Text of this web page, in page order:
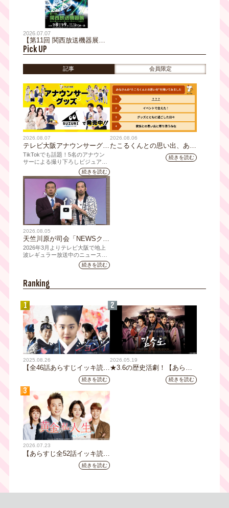
2026.07.07
【第11回 関西放送機器展】7
月8日(水)・9日(木)＠大阪南
港ATCホール で開催！
Pick UP
記事 会員限定
2026.08.07
テレビ大阪アナウンサーグッ
ズの新商品 8月8日(土)に発
売！ テーマは「個性全開」5
人それぞれの"らしさ"を詰め
込んだアイテムが登場
TikTokでも話題！5名のアナウン
サーによる撮り下ろしビジュアル
を使用した新グッズを発売続きを読む
2026.08.06
たこるくんとの思い出、あり
ますか？会員のみなさんに聞
続きを読む
2026.08.05
天竺川原が司会「NEWSクラ
イシス」チャンネル登録者数
10万人突破！テレビ大阪の番
組史上最速記録を更新
2026年3月よりテレビ大阪で地上
波レギュラー放送中のニュース番
組「NEWSクライシス」が、この
たび2026年7月12日(日)に、
人を達成しました。
続きを読む
Ranking
1
2025.08.26
【全46話あらすじイッキ読
み】韓国ドラマ『火の女神
ジョンイ』｜テレビ大阪 9
月11日（木）朝8時放送スタ
ート
続きを読む
2
2026.05.19
★3.6の歴史活劇！【あらす
じ全32話イッキ読み】韓国ド
ラマ『鉄の王 キム・スロ』
続きを読む
3
2026.07.23
【あらすじ全52話イッキ読
み】韓国ドラマ『黄金の私の
人生』｜テレビ大阪 月曜～
続きを読む